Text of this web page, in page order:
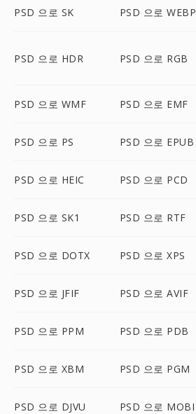
PSD 으로 SK PSD 으로 WEBP
PSD 으로 HDR PSD 으로 RGB
PSD 으로 WMF PSD 으로 EMF
PSD 으로 PS PSD 으로 EPUB
PSD 으로 HEIC PSD 으로 PCD
PSD 으로 SK1 PSD 으로 RTF
PSD 으로 DOTX PSD 으로 XPS
PSD 으로 JFIF PSD 으로 AVIF
PSD 으로 PPM PSD 으로 PDB
PSD 으로 XBM PSD 으로 PGM
PSD 으로 DJVU PSD 으로 MOBI